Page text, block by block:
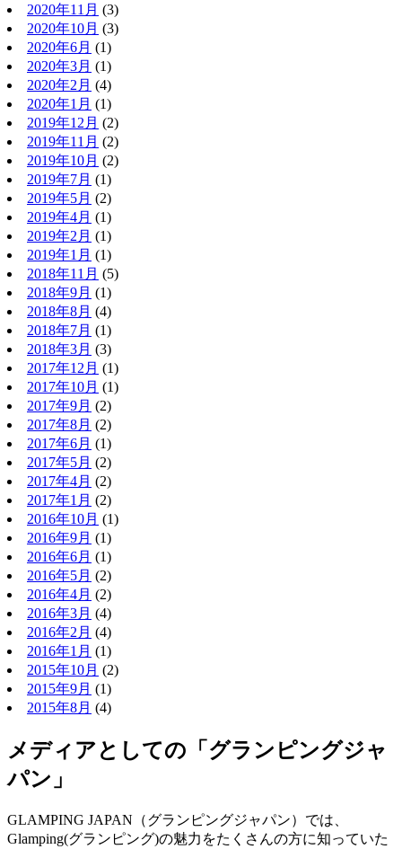
2020年11月 (3)
2020年10月 (3)
2020年6月 (1)
2020年3月 (1)
2020年2月 (4)
2020年1月 (1)
2019年12月 (2)
2019年11月 (2)
2019年10月 (2)
2019年7月 (1)
2019年5月 (2)
2019年4月 (1)
2019年2月 (1)
2019年1月 (1)
2018年11月 (5)
2018年9月 (1)
2018年8月 (4)
2018年7月 (1)
2018年3月 (3)
2017年12月 (1)
2017年10月 (1)
2017年9月 (2)
2017年8月 (2)
2017年6月 (1)
2017年5月 (2)
2017年4月 (2)
2017年1月 (2)
2016年10月 (1)
2016年9月 (1)
2016年6月 (1)
2016年5月 (2)
2016年4月 (2)
2016年3月 (4)
2016年2月 (4)
2016年1月 (1)
2015年10月 (2)
2015年9月 (1)
2015年8月 (4)
メディアとしての「グランピングジャ
パン」
GLAMPING JAPAN（グランピングジャパン）では、
Glamping(グランピング)の魅力をたくさんの方に知っていた